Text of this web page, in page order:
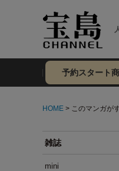
予約スタート
HOME > このマンガが
雑誌
mini